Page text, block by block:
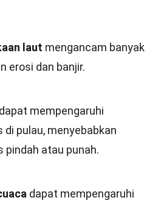
laut mengancam banyak
erosi dan banjir.
dapat mempengaruhi
pulau, menyebabkan
pindah atau punah.
dapat mempengaruhi